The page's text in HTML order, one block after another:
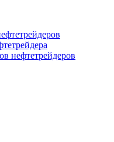
нефтетрейдеров